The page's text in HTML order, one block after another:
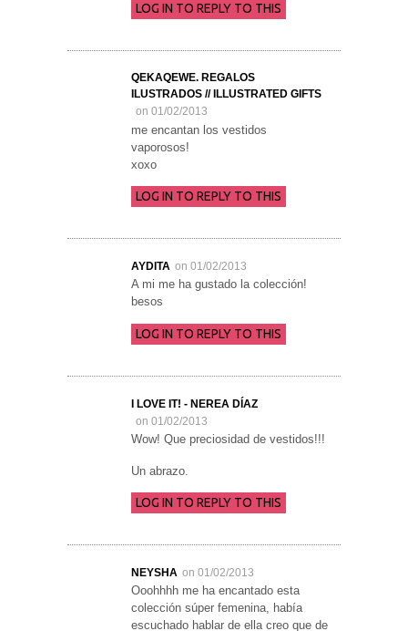
LOG IN TO REPLY TO THIS
QEKAQEWE. REGALOS
ILUSTRADOS // ILLUSTRATED GIFTS
on 01/02/2013
me encantan los vestidos
vaporosos!
xoxo
LOG IN TO REPLY TO THIS
AYDITA on 01/02/2013
A mi me ha gustado la colección!
besos
LOG IN TO REPLY TO THIS
I LOVE IT! - NEREA DÍAZ
on 01/02/2013
Wow! Que preciosidad de vestidos!!!
Un abrazo.
LOG IN TO REPLY TO THIS
NEYSHA on 01/02/2013
Ooohhhh me ha encantado esta
colección súper femenina, había
escuchado hablar de ella creo que de